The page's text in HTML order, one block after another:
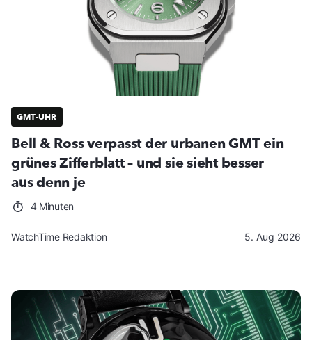
GMT-UHR
Bell & Ross verpasst der urbanen GMT ein
grünes Zifferblatt – und sie sieht besser
aus denn je
4 Minuten
WatchTime Redaktion 5. Aug 2026